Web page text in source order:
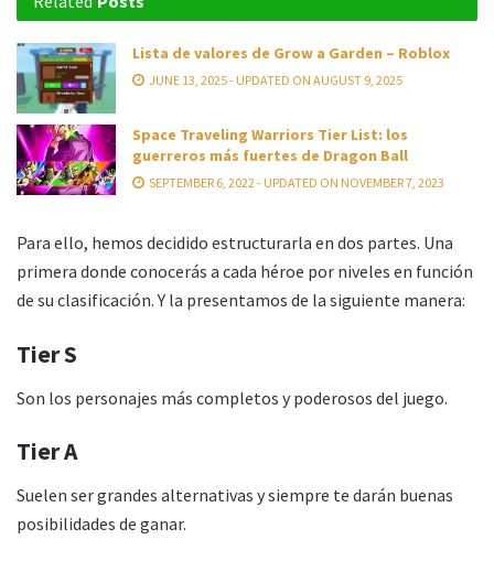
Lista de valores de Grow a Garden – Roblox
JUNE 13, 2025 - UPDATED ON AUGUST 9, 2025
Space Traveling Warriors Tier List: los
guerreros más fuertes de Dragon Ball
SEPTEMBER 6, 2022 - UPDATED ON NOVEMBER 7, 2023
Para ello, hemos decidido estructurarla en dos partes. Una
primera donde conocerás a cada héroe por niveles en función
de su clasificación. Y la presentamos de la siguiente manera:
Tier S
Son los personajes más completos y poderosos del juego.
Tier A
Suelen ser grandes alternativas y siempre te darán buenas
posibilidades de ganar.